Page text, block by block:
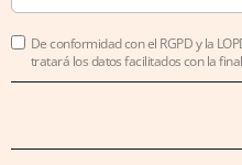
De conformidad con el RGPD y la
tratará los datos facilitados con la